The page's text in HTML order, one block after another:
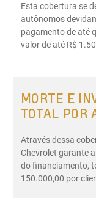
Esta cobertura se
autônomos
pagamento de até
valor de até R$
MORTE E
TOTAL POR
Através dessa
Chevrolet garante
do financiamento,
150.000,00 por